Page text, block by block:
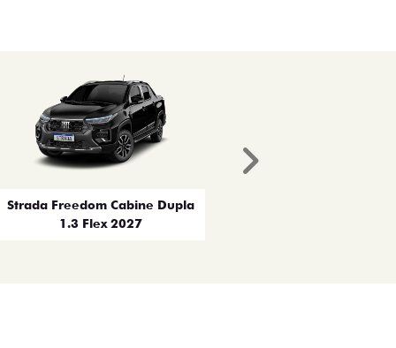
Strada Freedom Cabine Dupla
1.3 Flex 2027
Próximo